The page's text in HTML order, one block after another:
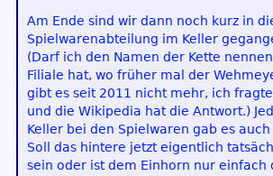
Am Ende sind wir dann noch kurz in
Spielwarenabteilung im Keller
(Darf ich den Namen der Kette
Filiale hat, wo früher mal der
gibt es seit 2011 nicht mehr, ich
und die Wikipedia hat die Antwort.)
Keller bei den Spielwaren gab es auch
Soll das hintere jetzt eigentlich
sein oder ist dem Einhorn nur einfach